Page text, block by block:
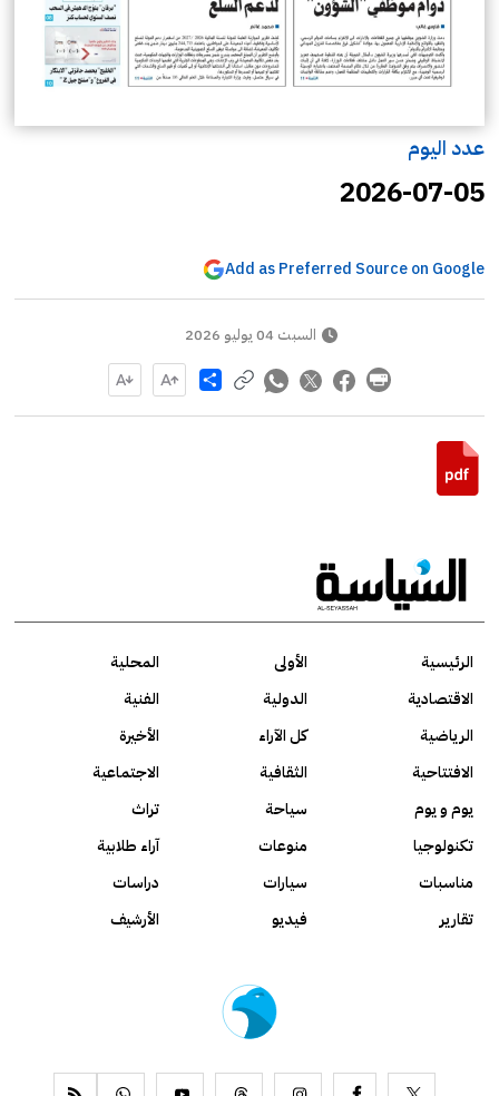
عدد اليوم
2026-07-05
Add as Preferred Source on Google
السبت 04 يوليو 2026
Share
الرئيسية الأولى
المحلية
الاقتصادية
الدولية
الفنية
الرياضية
كل الآراء
الأخيرة
الافتتاحية
الثقافية
الاجتماعية
يوم و يوم
سياحة
تراث
تكنولوجيا
منوعات
آراء طلابية
مناسبات
سيارات
دراسات
تقارير
فيديو الأرشيف